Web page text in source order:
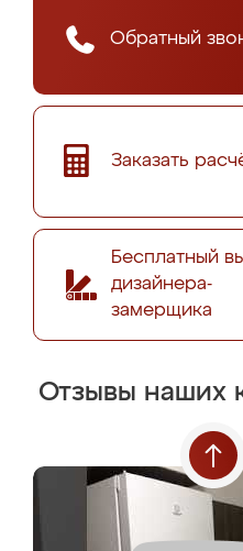
Обратный
Заказать
Бесплатный
дизайнера-
замерщика
Отзывы наших